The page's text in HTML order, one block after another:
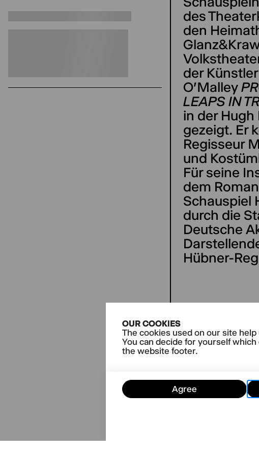
OUR COOKIES
The cookies used on our site
You can decide for yourself
the website footer.
Agree
des
den
der
O'Malley
LEAPS IN
in der Hugh
gezeigt. Er
Regisseur
und
Für seine
dem
Schauspiel
durch die
Deutsche
Hübner-
CURRENT
Frommer